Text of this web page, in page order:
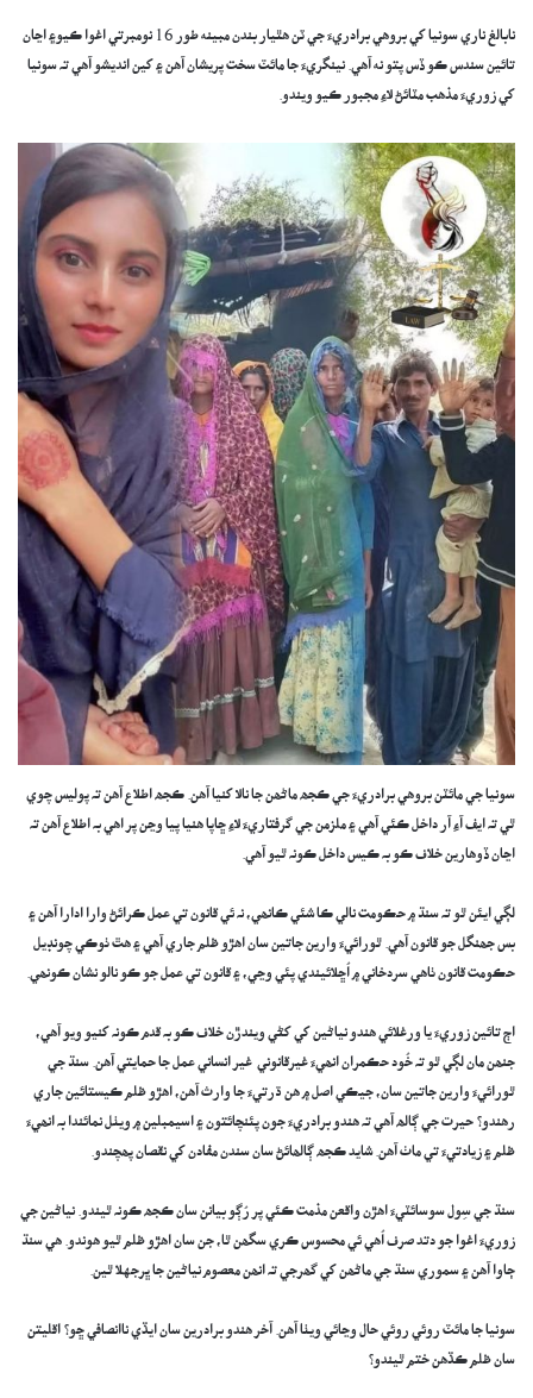
نابالغ ناري سونيا کي بروهي برادريءَ جي ٽن هٿيار بندن مبينه طور 16 نومبرتي اغوا ڪيو۽ اڃان
تائين سندس ڪو ڏس پتو نه آهي. نينگريءَ جا مائٽ سخت پريشان آھن ۽ کين انديشو آھي تہ سونيا
کي زوريءَ مذھب مٽائڻ لاءِ مجبور ڪيو ويندو.
سونيا جي مائٽن بروھي برادريءَ جي ڪجھ ماڻھن جا نالا کنيا آھن. ڪجھ اطلاع آھن تہ پوليس چوي
ٿي تہ ايف آءِ آر داخل ڪئي آھي ۽ ملزمن جي گرفتاريءَ لاءِ ڇاپا ھنيا پيا وڃن پر اھي بہ اطلاع آھن تہ
اڃان ڏوھارين خلاف ڪو بہ ڪيس داخل ڪونہ ٿيو آھي.
لڳي ايئن ٿو تہ سنڌ ۾ حڪومت نالي ڪا شئي ڪانھي، نہ ئي قانون تي عمل ڪرائڻ وارا ادارا آھن ۽
بس جھنگل جو قانون آھي. ٿورائيءَ وارين جاتين سان اھڙو ظلم جاري آھي ۽ ھٿ ٺوڪي چونڊيل
حڪومت قانون ٺاھي سردخاني ۾ اُڇلائيندي پئي وڃي، ۽ قانون تي عمل جو ڪو نالو نشان ڪونھي.
اڄ تائين زوريءَ يا ورغلائي ھندو نياڻين کي کڻي ويندڙن خلاف ڪو بہ قدم ڪونہ کنيو ويو آھي،
جنھن مان لڳي ٿو تہ خُود حڪمران انھيءَ غيرقانوني غير انساني عمل جا حمايتي آھن. سنڌ جي
ٿورائيءَ وارين جاتين سان، جيڪي اصل ۾ ھن ڌرتيءَ جا وارث آھن، اھڙو ظلم ڪيستائين جاري
رھندو؟ حيرت جي ڳالھ آھي تہ ھندو برادريءَ جون پئنچائتون ۽ اسيمبلين ۾ ويٺل نمائندا بہ انھيءَ
ظلم ۽ زيادتيءَ تي ماٺ آھن. شايد ڪجھ ڳالھائڻ سان سندن مفادن کي نقصان پھچندو.
سنڌ جي سِول سوسائٽيءَ اھڙن واقعن مذمت ڪئي پر رُڳو بيانن سان ڪجھ ڪونہ ٿيندو. نياڻين جي
زوريءَ اغوا جو دتد صرف اُھي ئي محسوس ڪري سگھن ٿا، جن سان اھڙو ظلم ٿيو ھوندو. هي سنڌ
ڄاوا آهن ۽ سموري سنڌ جي ماڻھن کي گھرجي تہ انھن معصوم نياڻين جا ڀرجهلا ٿين.
سونيا جا مائٽ روئي روئي حال وڃائي ويٺا آهن. آخر ھندو برادرين سان ايڏي ناانصافي ڇو؟ اقليتن
سان ظلم ڪڏهن ختم ٿيندو؟